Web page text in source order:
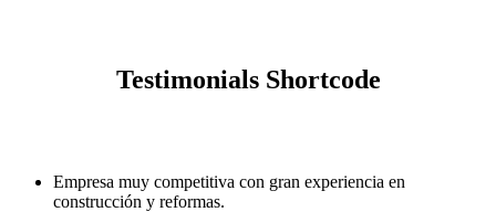
Testimonials Shortcode
Empresa muy competitiva con gran experiencia en
construcción y reformas.